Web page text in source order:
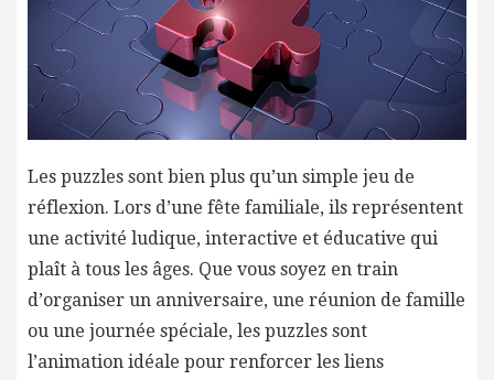
Les puzzles sont bien plus qu’un simple jeu de
réflexion. Lors d’une fête familiale, ils représentent
une activité ludique, interactive et éducative qui
plaît à tous les âges. Que vous soyez en train
d’organiser un anniversaire, une réunion de famille
ou une journée spéciale, les puzzles sont
l’animation idéale pour renforcer les liens